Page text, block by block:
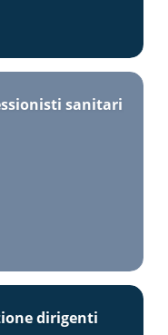
sanitari
dirigenti